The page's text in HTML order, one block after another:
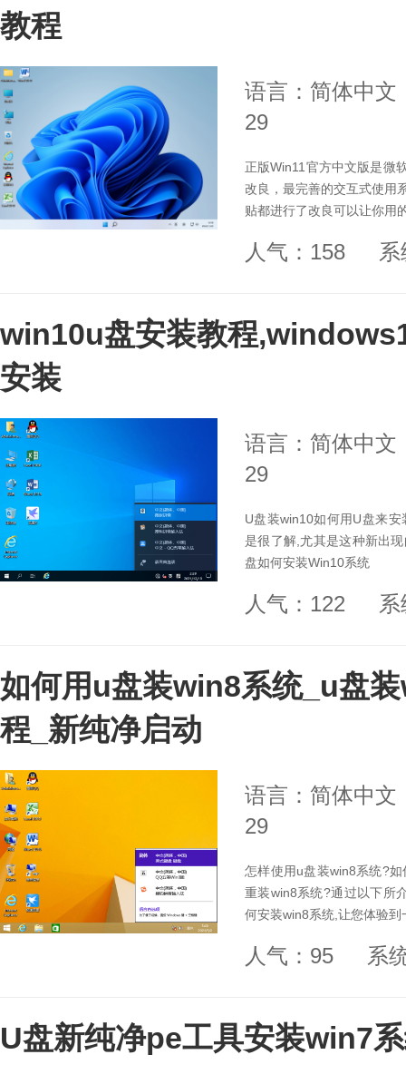
教程
语言：简体中文
29
正版Win11官方中文版是微
改良，最完善的交互式使用
贴都进行了改良可以让你用
人气：158
win10u盘安装教程
安装
语言：简体中文
29
U盘装win10如何用U盘来
是很了解,尤其是这种新出
盘如何安装Win10系统
人气：122
如何用u盘装win8系统_u盘
程_新纯净启动
语言：简体中文
29
怎样使用u盘装win8系统?
重装win8系统?通过以下所
何安装win8系统,让您体验
人气：95 系
U盘新纯净pe工具安装win7